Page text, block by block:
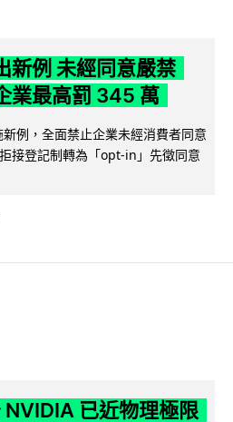
新例 未經同意嚴禁
業最高罰 345 萬
例，全面禁止企業未經消費者同意
接登記制轉為「opt-in」先徵同意
已近物理極限